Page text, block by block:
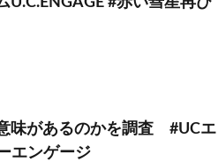
味があるのかを調査 #UC
エンゲージ